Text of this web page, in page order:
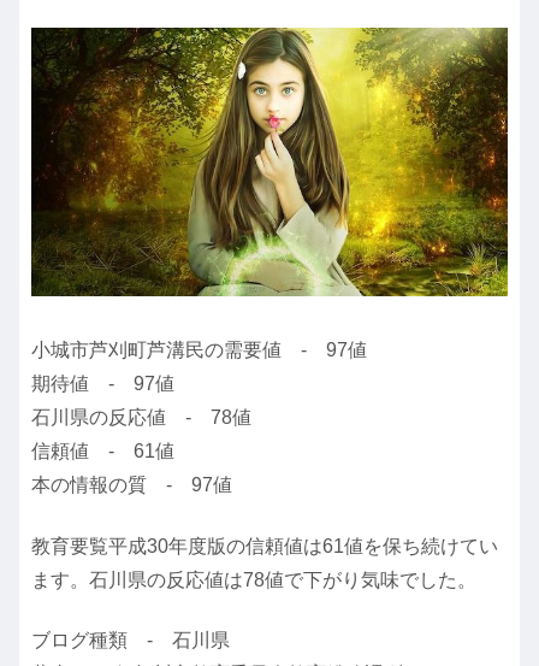
小城市芦刈町芦溝民の需要値 - 97値
期待値 - 97値
石川県の反応値 - 78値
信頼値 - 61値
本の情報の質 - 97値
教育要覧平成30年度版の信頼値は61値を保ち続けてい
ます。石川県の反応値は78値で下がり気味でした。
ブログ種類 - 石川県